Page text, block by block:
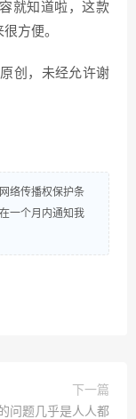
就知道啦，这款
方便。
创，未经允许谢
络传播权保护条
一个月内通知我
下一篇
问题几乎是人人都